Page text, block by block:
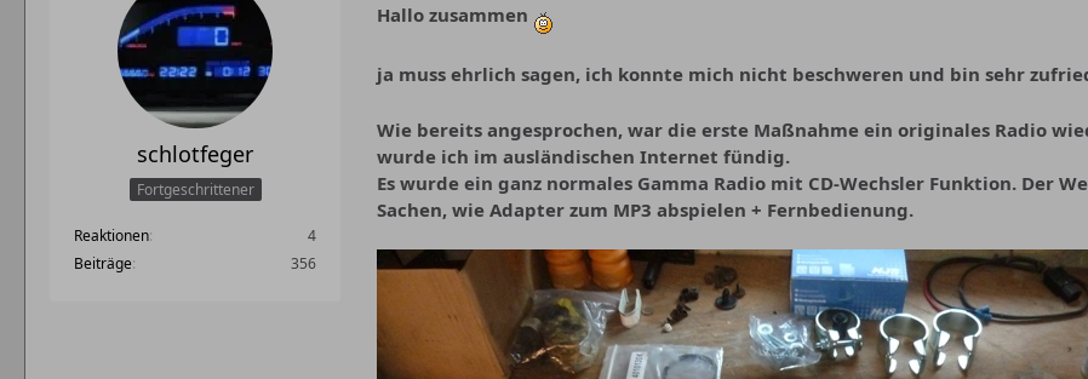
schlotfeger
Fortgeschrittener
Reaktionen
4
Beiträge
356
Hallo zusammen
ja muss ehrlich sagen, ich konnte mich nicht beschweren und bin sehr
Wie bereits angesprochen, war die erste Maßnahme ein originales Radio
wurde ich im ausländischen Internet fündig.
Es wurde ein ganz normales Gamma Radio mit CD-Wechsler Funktion. Der
Sachen, wie Adapter zum MP3 abspielen + Fernbedienung.